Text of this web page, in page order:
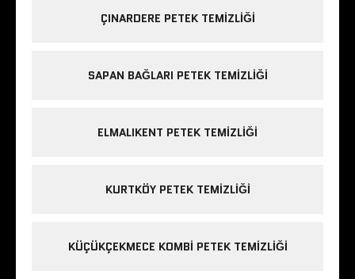
ÇINARDERE PETEK TEMIZLIĞI
SAPAN BAĞLARI PETEK TEMIZLIĞI
ELMALIKENT PETEK TEMIZLIĞI
KURTKÖY PETEK TEMIZLIĞI
KÜÇÜKÇEKMECE KOMBI PETEK TEMIZLIĞI